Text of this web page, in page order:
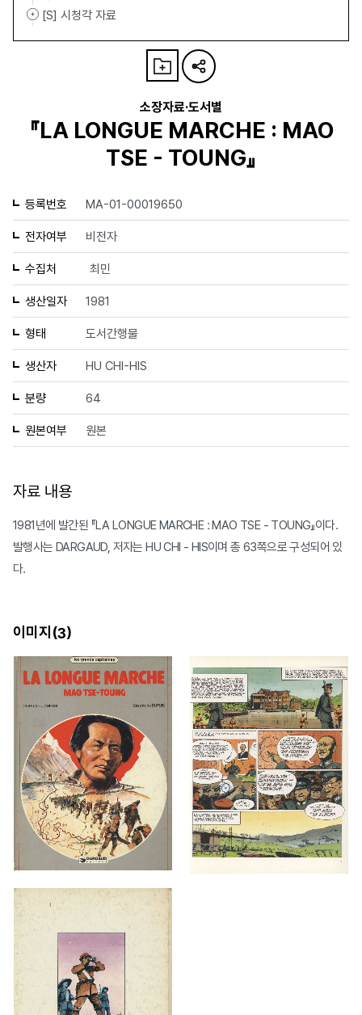
[S] 시청각 자료
소장자료·도서별
『LA LONGUE MARCHE : MAO
TSE - TOUNG』
등록번호 MA-01-00019650
전자여부 비전자
수집처 최민
생산일자 1981
형태 도서간행물
생산자 HU CHI-HIS
분량 64
원본여부 원본
자료 내용
1981년에 발간된 『LA LONGUE MARCHE : MAO TSE - TOUNG』이다.
발행사는 DARGAUD, 저자는 HU CHI - HIS이며 총 63쪽으로 구성되어 있
다.
이미지(3)